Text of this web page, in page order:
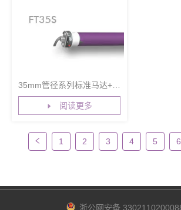
35mm管径系列标准马达+机
械行程限
阅读更多
1 2 3 4 5 6
浙公网安备